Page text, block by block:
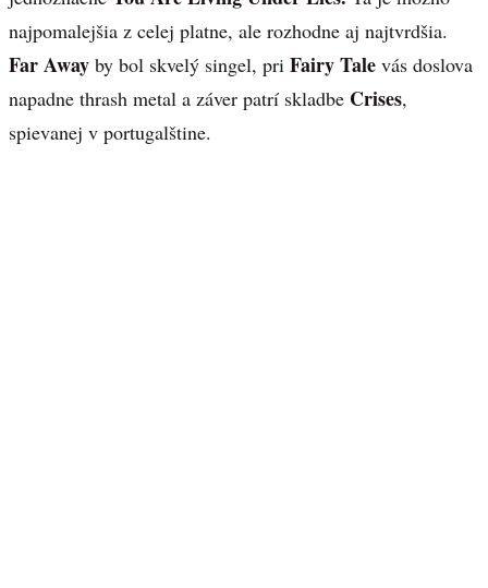
najpomalejšia z celej platne, ale rozhodne aj najtvrdšia.
Far Away by bol skvelý singel, pri Fairy Tale vás doslova
napadne thrash metal a záver patrí skladbe Crises,
spievanej v portugalštine.